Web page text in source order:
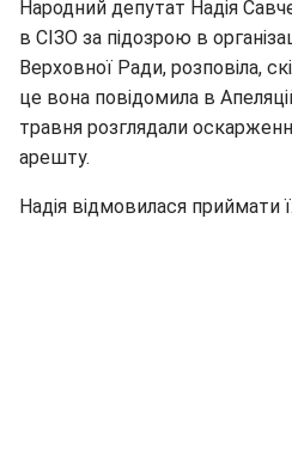
Народний депутат Надія
в СІЗО за підозрою в
Верховної Ради, розповіла,
це вона повідомила в
травня розглядали
арешту.
Надія відмовилася приймати